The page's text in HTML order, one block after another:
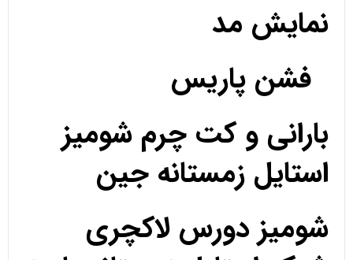
نمایش مد
فشن پاریس
بارانی و کت چرم شومیز
استایل زمستانه جین
شومیز دورس لاکچری